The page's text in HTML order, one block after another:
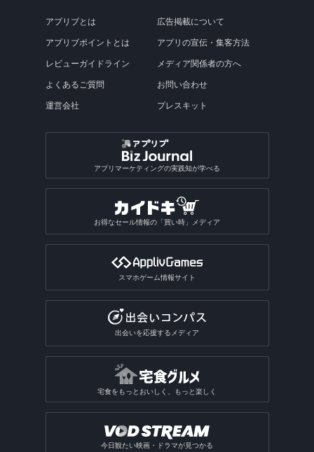
アプリブとは
アプリブポイントとは
レビューガイドライン
よくあるご質問
運営会社
広告掲載について
アプリの宣伝・集客方法
メディア関係者の方へ
お問い合わせ
プレスキット
アプリマーケティングの実践知が学べる
お得なセール情報の「買い時」メディア
スマホゲーム情報サイト
出会いを応援するメディア
宅食をもっとおいしく、もっと楽しく
今日観たい映画・ドラマが見つかる